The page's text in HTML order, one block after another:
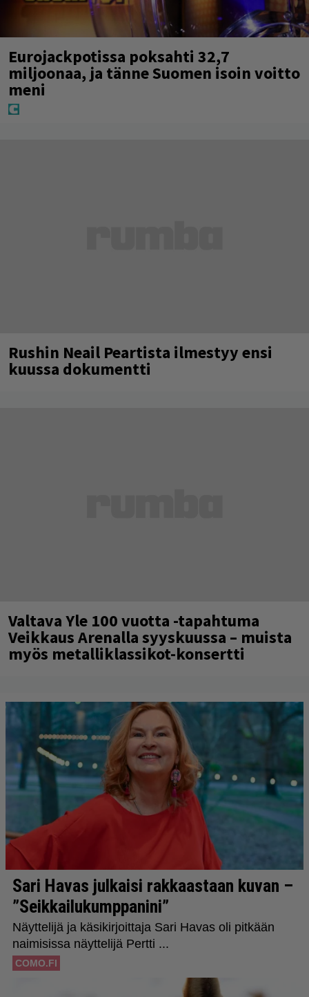
Eurojackpotissa poksahti 32,7
miljoonaa, ja tänne Suomen isoin voitto
meni
Rushin Neail Peartista ilmestyy ensi
kuussa dokumentti
Valtava Yle 100 vuotta -tapahtuma
Veikkaus Arenalla syyskuussa – muista
myös metalliklassikot-konsertti